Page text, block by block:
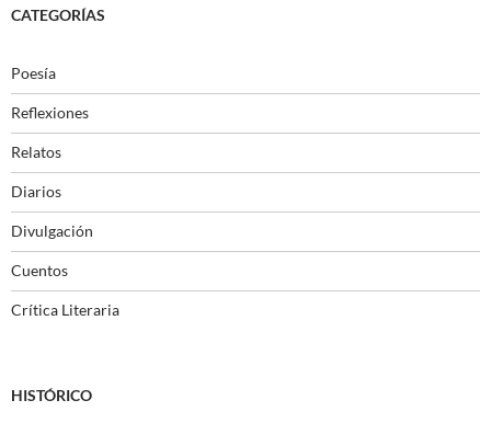
CATEGORÍAS
Poesía
Reflexiones
Relatos
Diarios
Divulgación
Cuentos
Crítica Literaria
HISTÓRICO